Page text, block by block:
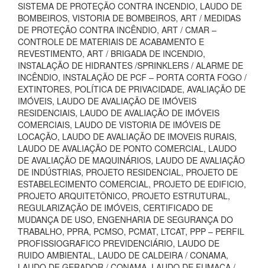
SISTEMA DE PROTEÇÃO CONTRA INCENDIO, LAUDO DE
BOMBEIROS, VISTORIA DE BOMBEIROS, ART / MEDIDAS
DE PROTEÇÃO CONTRA INCÊNDIO, ART / CMAR –
CONTROLE DE MATERIAIS DE ACABAMENTO E
REVESTIMENTO, ART / BRIGADA DE INCENDIO,
INSTALAÇÃO DE HIDRANTES /SPRINKLERS / ALARME DE
INCÊNDIO, INSTALAÇÃO DE PCF – PORTA CORTA FOGO /
EXTINTORES, POLÍTICA DE PRIVACIDADE, AVALIAÇÃO DE
IMÓVEIS, LAUDO DE AVALIAÇÃO DE IMÓVEIS
RESIDENCIAIS, LAUDO DE AVALIAÇÃO DE IMÓVEIS
COMERCIAIS, LAUDO DE VISTORIA DE IMÓVEIS DE
LOCAÇÃO, LAUDO DE AVALIAÇÃO DE IMOVEIS RURAIS,
LAUDO DE AVALIAÇÃO DE PONTO COMERCIAL, LAUDO
DE AVALIAÇÃO DE MAQUINÁRIOS, LAUDO DE AVALIAÇÃO
DE INDÚSTRIAS, PROJETO RESIDENCIAL, PROJETO DE
ESTABELECIMENTO COMERCIAL, PROJETO DE EDIFICIO,
PROJETO ARQUITETÔNICO, PROJETO ESTRUTURAL,
REGULARIZAÇÃO DE IMÓVEIS, CERTIFICADO DE
MUDANÇA DE USO, ENGENHARIA DE SEGURANÇA DO
TRABALHO, PPRA, PCMSO, PCMAT, LTCAT, PPP – PERFIL
PROFISSIOGRAFICO PREVIDENCIÁRIO, LAUDO DE
RUIDO AMBIENTAL, LAUDO DE CALDEIRA / CONAMA,